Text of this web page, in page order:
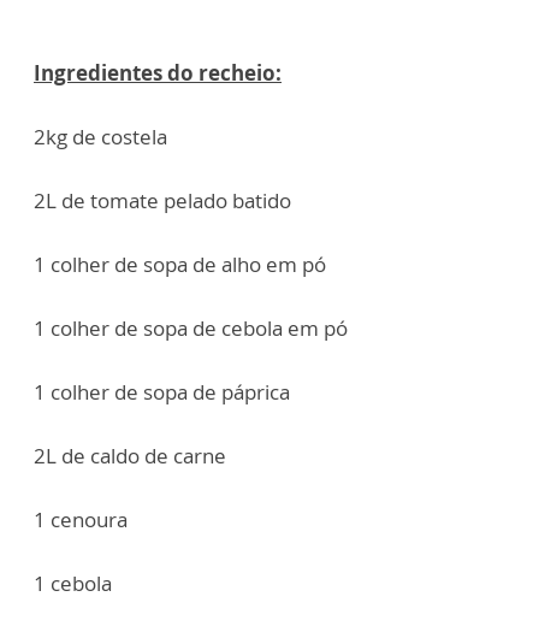
Ingredientes do recheio:
2kg de costela
2L de tomate pelado batido
1 colher de sopa de alho em pó
1 colher de sopa de cebola em pó
1 colher de sopa de páprica
2L de caldo de carne
1 cenoura
1 cebola